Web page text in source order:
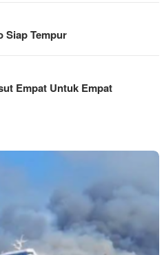
Siap Tempur
Empat Untuk Empat